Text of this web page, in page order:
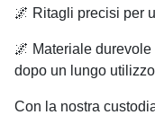
🌌 Ritagli precisi per
🌌 Materiale
dopo un lungo utilizzo
Con la nostra